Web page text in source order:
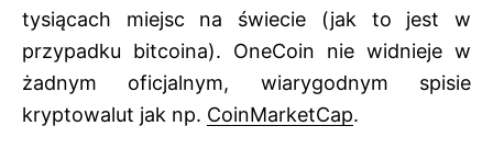
tysiącach miejsc na świecie (jak to jest w
przypadku bitcoina). OneCoin nie widnieje w
żadnym oficjalnym, wiarygodnym spisie
kryptowalut jak np. CoinMarketCap.